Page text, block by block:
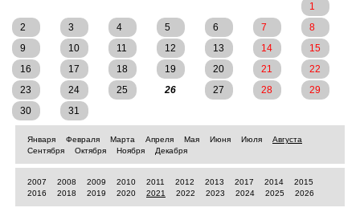
1
2
3 4 5 6 7
8
9
10 11 12 13 14
15
16
17 18 19 20 21
22
23
24 25 26 27 28
29
30
31
Января Февраля Марта Апреля Мая Июня Июля
Августа
Сентября
Октября Ноября Декабря
2007 2008 2009 2010 2011 2012 2013 2017 2014
2015
2016
2018 2019 2020 2021 2022 2023 2024 2025 2026